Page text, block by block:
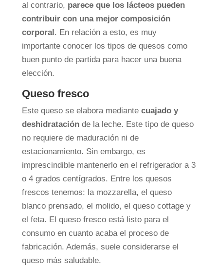
al contrario, parece que los lácteos pueden
contribuir con una mejor composición
corporal . En relación a esto, es muy
importante conocer los tipos de quesos como
buen punto de partida para hacer una buena
elección.
Queso fresco
Este queso se elabora mediante cuajado y
deshidrataciónde la leche. Este tipo de queso
no requiere de maduración ni de
estacionamiento. Sin embargo, es
imprescindible mantenerlo en el refrigerador a 3
o 4 grados centígrados. Entre los quesos
frescos tenemos: la mozzarella, el queso
blanco prensado, el molido, el queso cottage y
el feta. El queso fresco está listo para el
consumo en cuanto acaba el proceso de
fabricación. Además, suele considerarse el
queso más saludable.